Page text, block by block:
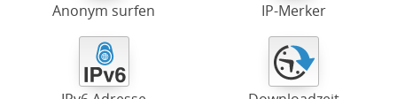
Anonym surfen IP-Merker